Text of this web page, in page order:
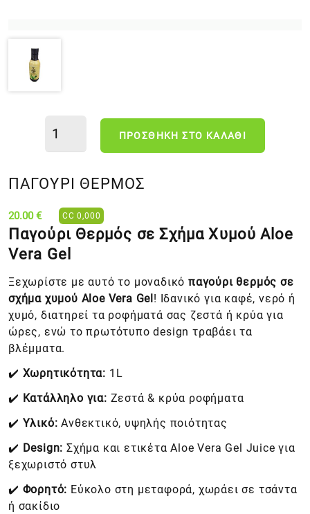
ΠΡΟΣΘΉΚΗ ΣΤΟ ΚΑΛΆΘΙ
ΠΑΓΟΥΡΙ ΘΕΡΜΟΣ
20.00 € CC 0,000
Παγούρι Θερμός σε Σχήμα Χυμού Aloe
Vera Gel
Ξεχωρίστε με αυτό το μοναδικό παγούρι θερμός σε
σχήμα χυμού Aloe Vera Gel ! Ιδανικό για καφέ, νερό ή
χυμό, διατηρεί τα ροφήματά σας ζεστά ή κρύα για
ώρες, ενώ το πρωτότυπο design τραβάει τα
βλέμματα.
✔️ Χωρητικότητα: 1L
✔️ Κατάλληλο για: Ζεστά & κρύα ροφήματα
✔️ Υλικό: Ανθεκτικό, υψηλής ποιότητας
✔️ Design: Σχήμα και ετικέτα Aloe Vera Gel Juice για
ξεχωριστό στυλ
✔️ Φορητό: Εύκολο στη μεταφορά, χωράει σε τσάντα
ή σακίδιο